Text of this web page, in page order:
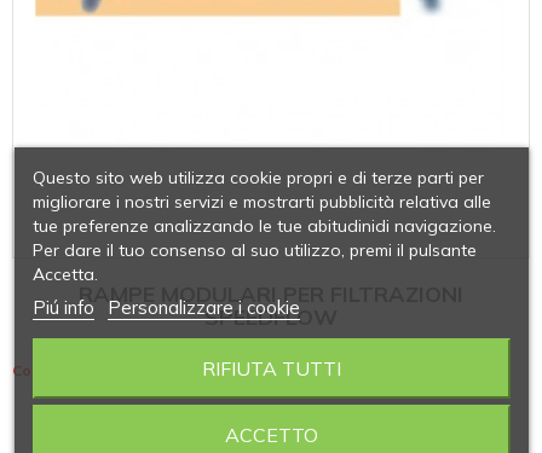
RAMPE MODULARI PER FILTRAZIONI
SPEEDFLOW
Contiene 4 articoli
Questo sito web utilizza cookie propri e di terze parti per
migliorare i nostri servizi e mostrarti pubblicità relativa alle
tue preferenze analizzando le tue abitudinidi navigazione.
Per dare il tuo consenso al suo utilizzo, premi il pulsante
Accetta.
Piú info Personalizzare i cookie
RIFIUTA TUTTI
ACCETTO